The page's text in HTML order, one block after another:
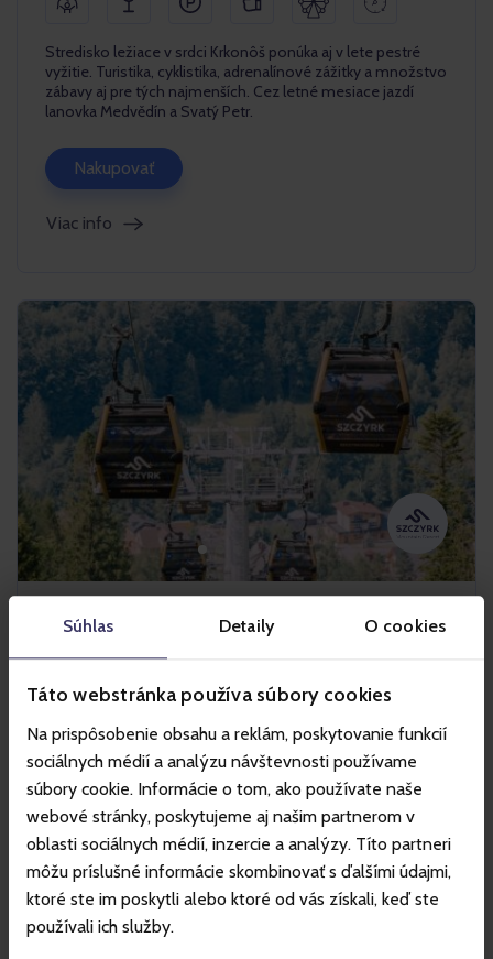
Súhlas Detaily O cookies
Táto webstránka používa súbory cookies
Na prispôsobenie obsahu a reklám, poskytovanie funkcií
sociálnych médií a analýzu návštevnosti používame
súbory cookie. Informácie o tom, ako používate naše
webové stránky, poskytujeme aj našim partnerom v
oblasti sociálnych médií, inzercie a analýzy. Títo partneri
môžu príslušné informácie skombinovať s ďalšími údajmi,
ktoré ste im poskytli alebo ktoré od vás získali, keď ste
používali ich služby.
Stredisko ležiace v srdci Krkonôš ponúka aj v lete pestré
vyžitie. Turistika, cyklistika, adrenalínové zážitky a množstvo
zábavy aj pre tých najmenších. Cez letné mesiace jazdí
lanovka Medvědín a Svatý Petr.
Nakupovať
Viac info
Szczyrk
cyklistických stredísk v Poľsku. Letná ponuka strediska
zahŕňa Szczyrk Bike Park by Trek s enduro traťami a je
ideálnym miestom pre rodinné horské túry a relax. Turistov
a cyklistov prepravujú pohodlné vleky: 10-miestna
kabínková lanovka a vyhliadková sedačková lanovka. V zime
ponúka viac ako 24 kilometrov rozmanitých lyžiarskych tratí
a moderné lanovky pre lyžiarov a snowboardistov.
Nakupovať